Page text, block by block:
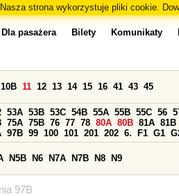
Nasza strona wykorzystuje pliki cookie.
97B
Dla pasażera Bilety Komunikaty
10B 11 12 13 14 15 16 41 43 45
53A 53B 53C 54B 55A 55B 55C 56
75A 75B 76 77 78 80A 80B 81A 81B
97B 99 100 101 201 202 6. F1 G1
N5B N6 N7A N7B N8 N9